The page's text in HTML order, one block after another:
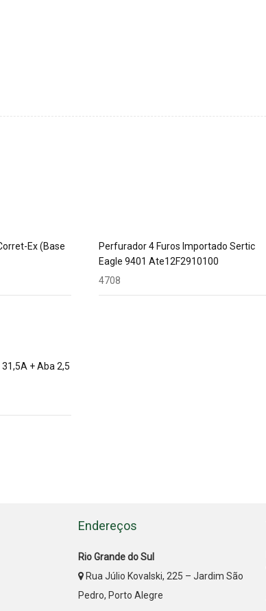
Ex (Base
Perfurador 4 Furos Importado Sertic
Eagle 9401 Ate12F2910100
4708
+ Aba 2,5
Endereços
Rio Grande do Sul
Rua Júlio Kovalski, 225 – Jardim São
Pedro, Porto Alegre